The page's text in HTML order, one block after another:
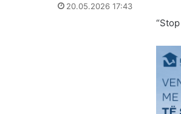
20.05.2026 17:43